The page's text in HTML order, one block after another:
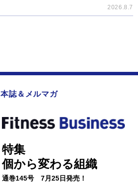
2026.8.7
本誌＆メルマガ
特集
個から変わる組織
通巻145号 7月25日発売！